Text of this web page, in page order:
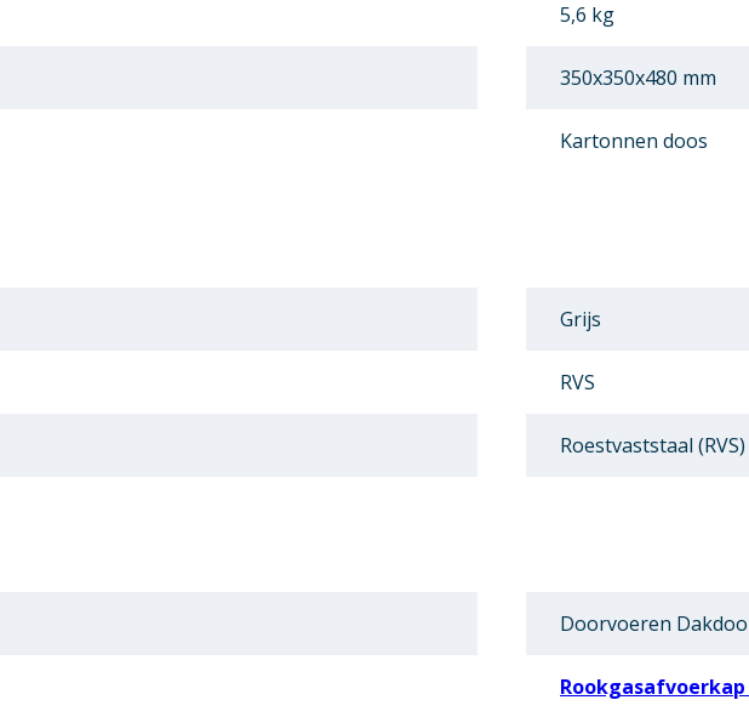
5,6 kg
350x350x480 mm
Kartonnen doos
Grijs
RVS
Roestvaststaal (RVS)
Doorvoeren
Rookgasafvoerkap